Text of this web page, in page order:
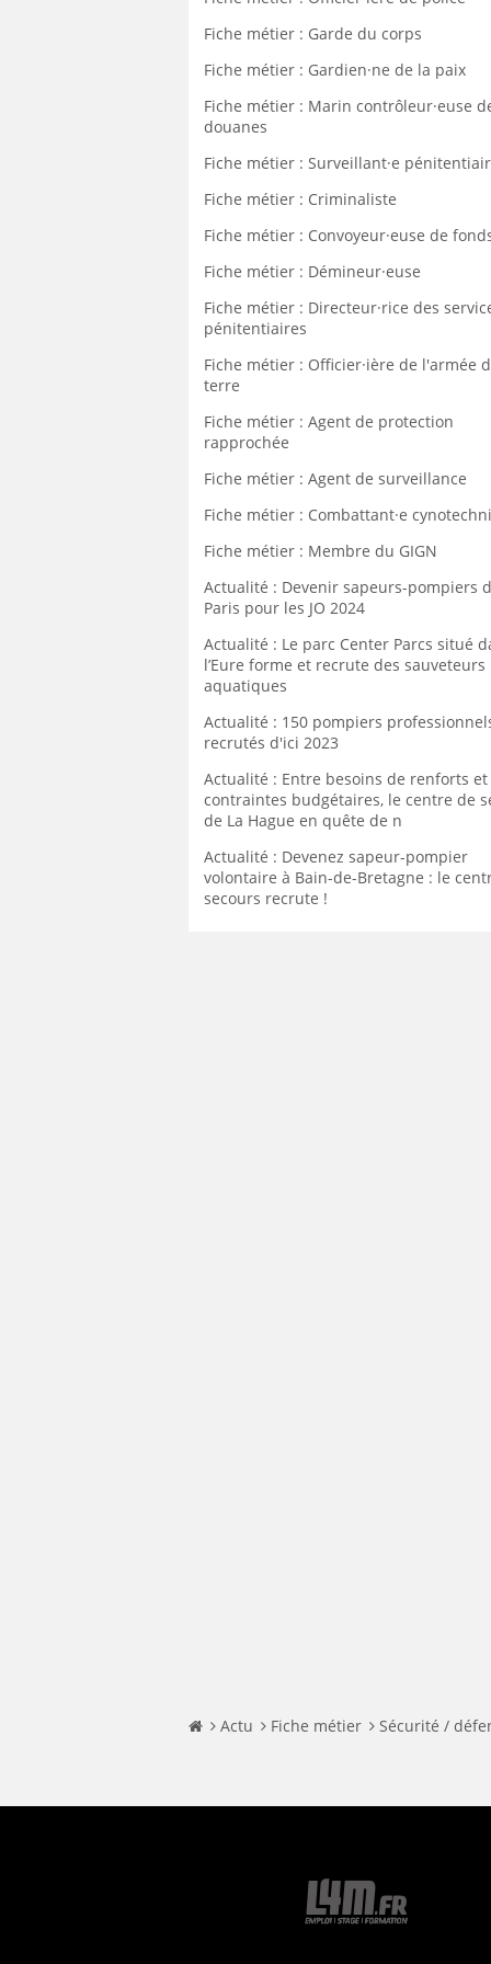
Fiche métier : Garde du corps
Fiche métier : Gardien·ne de la paix
Fiche métier : Marin contrôleur·euse
douanes
Fiche métier : Surveillant·e
Fiche métier : Criminaliste
Fiche métier : Convoyeur·euse de
Fiche métier : Démineur·euse
Fiche métier : Directeur·rice des
pénitentiaires
Fiche métier : Officier·ière de l'armée
terre
Fiche métier : Agent de protection
rapprochée
Fiche métier : Agent de surveillance
Fiche métier : Combattant·e
Fiche métier : Membre du GIGN
Actualité : Devenir sapeurs-pompiers
Paris pour les JO 2024
Actualité : Le parc Center Parcs situé
l’Eure forme et recrute des sauveteurs
aquatiques
Actualité : 150 pompiers
recrutés d'ici 2023
Actualité : Entre besoins de renforts et
contraintes budgétaires, le centre de
de La Hague en quête de n
Actualité : Devenez sapeur-pompier
volontaire à Bain-de-Bretagne : le
secours recrute !
Actu Fiche métier Sécurité /